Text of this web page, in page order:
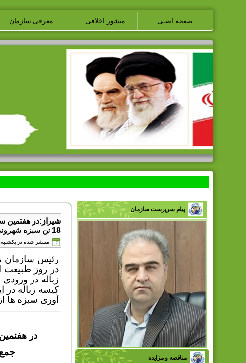
صفحه اصلی منشور اخلاقی معرفی سازمان
پیام سرپرست سازمان
مناقصه و مزایده
شیراز:در
18 تن سبزه شهروندان در شیراز
منتشر شده در یکشنبه, 19 فروردين 1397
رئیس سازمان
زباله در
کیسه زباله
آوری سبزه ها
در
جمع آوری